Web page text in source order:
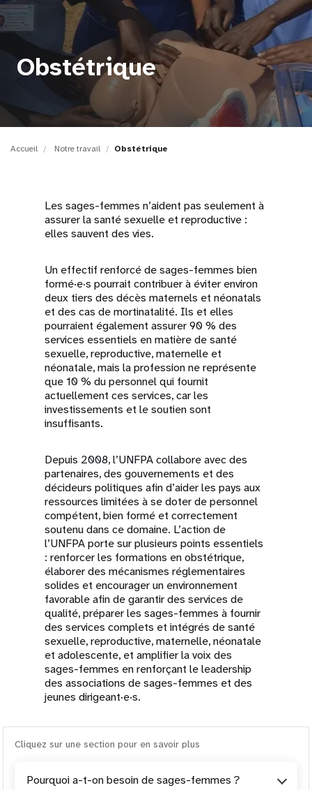
t
n
Obstétrique
Accueil Notre travail Obstétrique
Les sages-femmes n’aident pas seulement à
assurer la santé sexuelle et reproductive :
elles sauvent des vies.
Un effectif renforcé de sages-femmes bien
formé·e·s pourrait contribuer à éviter environ
deux tiers des décès maternels et néonatals
et des cas de mortinatalité. Ils et elles
pourraient également assurer 90 % des
services essentiels en matière de santé
sexuelle, reproductive, maternelle et
néonatale, mais la profession ne représente
que 10 % du personnel qui fournit
actuellement ces services, car les
investissements et le soutien sont
insuffisants.
Depuis 2008, l’UNFPA collabore avec des
partenaires, des gouvernements et des
décideurs politiques afin d’aider les pays aux
ressources limitées à se doter de personnel
compétent, bien formé et correctement
soutenu dans ce domaine. L’action de
l’UNFPA porte sur plusieurs points essentiels
: renforcer les formations en obstétrique,
élaborer des mécanismes réglementaires
solides et encourager un environnement
favorable afin de garantir des services de
qualité, préparer les sages-femmes à fournir
des services complets et intégrés de santé
sexuelle, reproductive, maternelle, néonatale
et adolescente, et amplifier la voix des
sages-femmes en renforçant le leadership
des associations de sages-femmes et des
jeunes dirigeant·e·s.
Cliquez sur une section pour en savoir plus
Pourquoi a-t-on besoin de sages-femmes ?